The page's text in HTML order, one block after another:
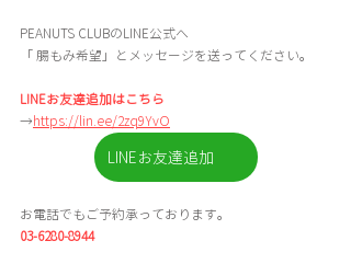
PEANUTS CLUBのLINE公式へ
「腸もみ希望」とメッセージを送ってください。
LINEお友達追加はこちら
→https://lin.ee/2zq9YvO
LINEお友達追加
お電話でもご予約承っております。
03-6280-8944